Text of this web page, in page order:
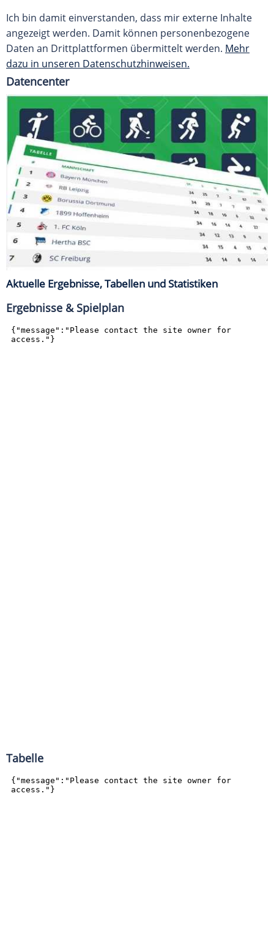
Ich bin damit einverstanden, dass mir externe Inhalte
angezeigt werden. Damit können personenbezogene
Daten an Drittplattformen übermittelt werden. Mehr
dazu in unseren Datenschutzhinweisen.
Datencenter
Aktuelle Ergebnisse, Tabellen und Statistiken
Ergebnisse & Spielplan
Tabelle